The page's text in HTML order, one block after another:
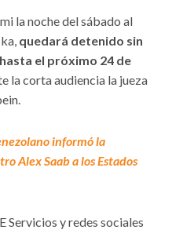
la noche del sábado al
quedará detenido sin
el próximo 24 de
la corta audiencia la jueza
informó la
Alex Saab a los Estados
Servicios y redes sociales